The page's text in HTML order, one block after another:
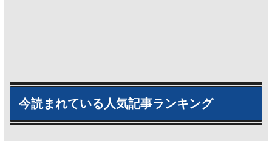
今読まれている人気記事ランキング